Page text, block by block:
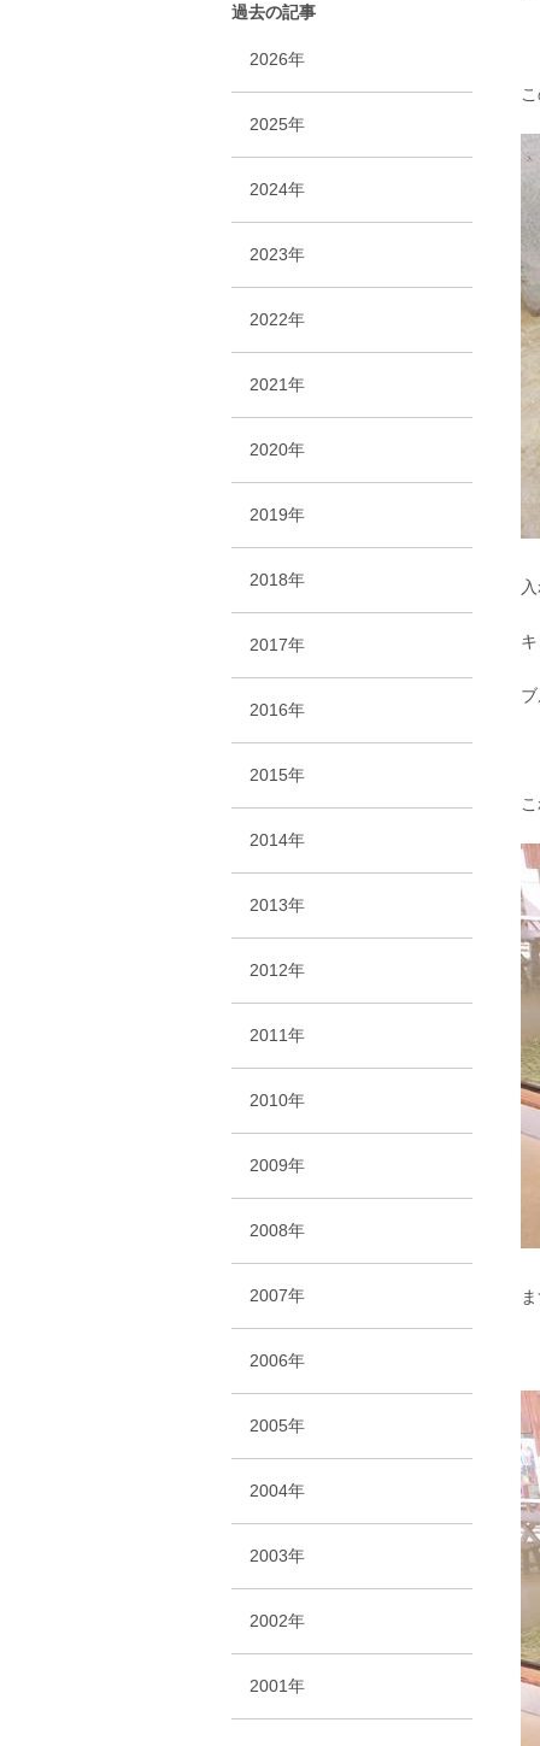
過去の記事
2026年
2025年
2024年
2023年
2022年
2021年
2020年
2019年
2018年
2017年
2016年
2015年
2014年
2013年
2012年
2011年
2010年
2009年
2008年
2007年
2006年
2005年
2004年
2003年
2002年
2001年